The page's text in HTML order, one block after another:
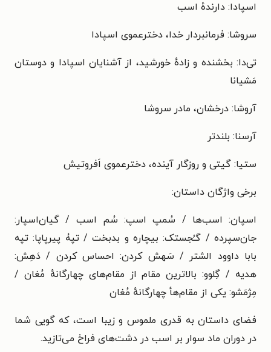
اسپادا: دارنده‌ٔ اسب
سروشا: فرمانبردار خدا، دخترعموی اسپادا
تی‌دا: بخشنده و زاده‌ٔ خورشید، از آشنایان اسپادا و دوستان
مَشیانا
آروشا: درخشان، مادر سروشا
آرسنا: بلندتر
ستیا: گیتی و روزگار آینده، دخترعموی اَفروتیش
برخی واژگان داستان:
اسپان: اسب‌ها / سُمپ اسپ: سُم اسب / گیان‌اسپار:
جان‌سپرده / گـُجستک: بیچاره و بدبخت / تپۀ پیرپاپا: تپه
بابا داوود الشتر / سَهش کردن: احساس کردن / دَهِش:
هدیه / گِلوو: بالاترین مقام از مقام‌های چهارگانه‌ٔ مُغان /
مِژمَشو: یکی از مقام‌هأ چهارگانه‌ٔ مُغان
فضای داستان به قدری ملموس و زیبا است، که گویی شما
در دوران ماد سوار بر اسب در دشت‌های فراخ می‌تازید.